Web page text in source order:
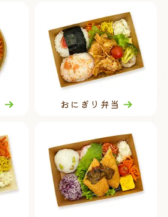
おにぎり弁当